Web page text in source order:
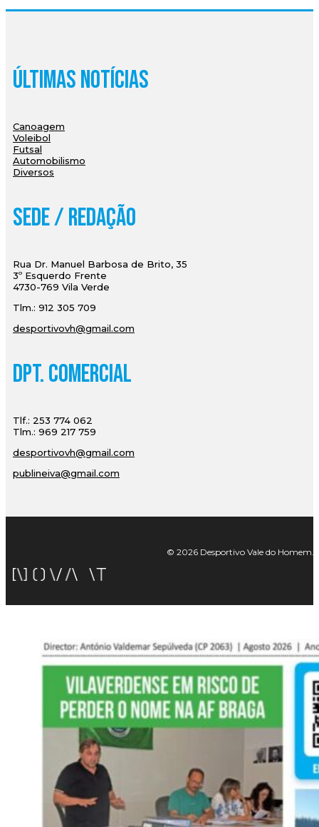
Últimas Notícias
Canoagem
Voleibol
Futsal
Automobilismo
Diversos
Sede / Redação
Rua Dr. Manuel Barbosa de Brito, 35
3º Esquerdo Frente
4730-769 Vila Verde
Tlm.: 912 305 709
desportivovh@gmail.com
Dpt. Comercial
Tlf.: 253 774 062
Tlm.: 969 217 759
desportivovh@gmail.com
publineiva@gmail.com
© 2026 Desportivo Vale do Homem.